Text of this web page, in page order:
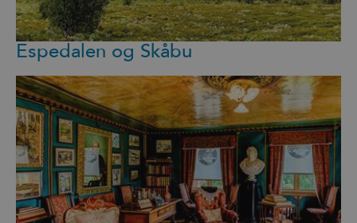
Espedalen og Skåbu